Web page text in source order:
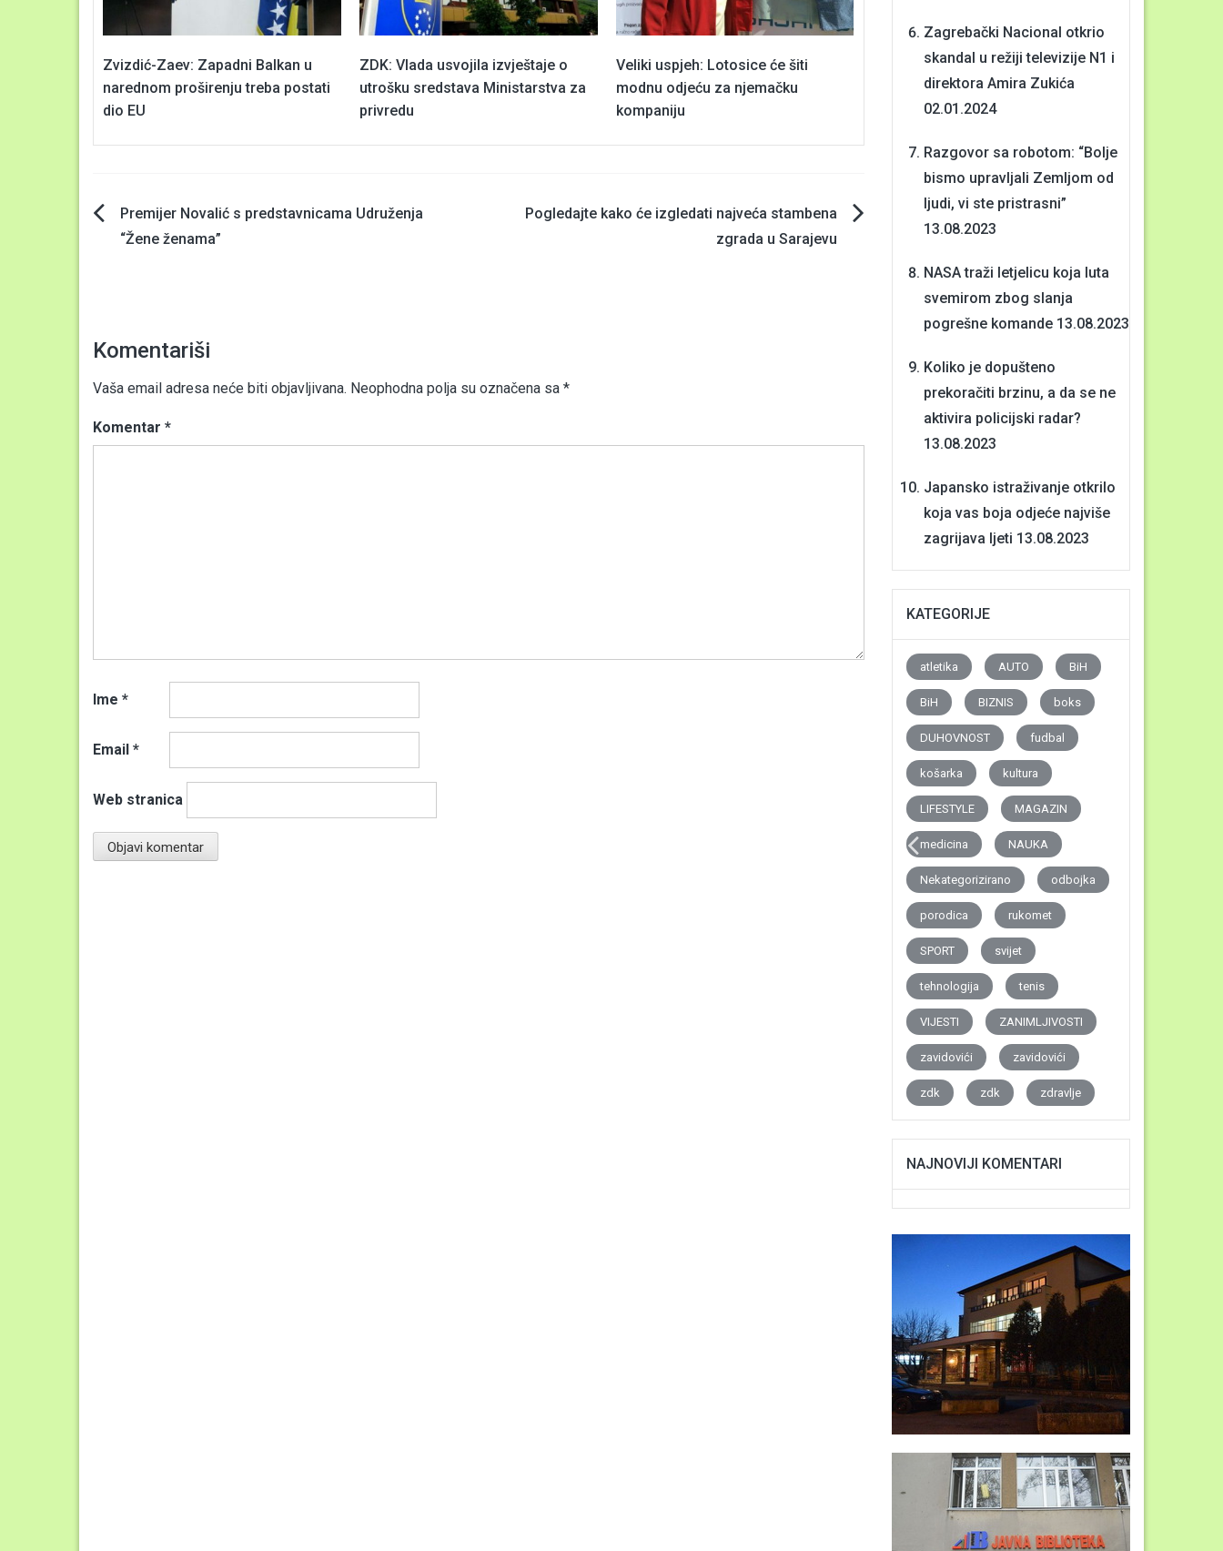
Zvizdić-Zaev: Zapadni Balkan u
narednom proširenju treba postati
dio EU
ZDK: Vlada usvojila izvještaje o
utrošku sredstava Ministarstva za
privredu
Veliki uspjeh: Lotosice će šiti
modnu odjeću za njemačku
kompaniju
Navigacija
Premijer Novalić s predstavnicama Udruženja
“Žene ženama”
Pogledajte kako će izgledati najveća stambena
zgrada u Sarajevu
Komentariši
Vaša email adresa neće biti objavljivana. Neophodna polja su označena sa *
Komentar *
Ime *
Email *
Web stranica
Zagrebački Nacional otkrio
skandal u režiji televizije N1 i
direktora Amira Zukića
02.01.2024
Razgovor sa robotom: “Bolje
bismo upravljali Zemljom od
ljudi, vi ste pristrasni”
13.08.2023
NASA traži letjelicu koja luta
svemirom zbog slanja
pogrešne komande 13.08.2023
Koliko je dopušteno
prekoračiti brzinu, a da se ne
aktivira policijski radar?
13.08.2023
Japansko istraživanje otkrilo
koja vas boja odjeće najviše
zagrijava ljeti 13.08.2023
KATEGORIJE
atletika AUTO BiH
BiH BIZNIS boks
DUHOVNOST fudbal
košarka kultura
LIFESTYLE MAGAZIN
medicina NAUKA
Nekategorizirano odbojka
porodica rukomet
SPORT svijet
tehnologija tenis
VIJESTI ZANIMLJIVOSTI
zavidovići zavidovići
zdk zdk zdravlje
NAJNOVIJI KOMENTARI